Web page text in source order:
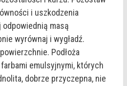
i uszkodzenia
odpowiednią masą
wyrównaj i wygładź.
Podłoża
emulsyjnymi, których
dobrze przyczepna, nie